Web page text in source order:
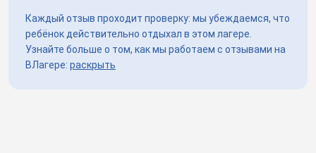
Каждый отзыв проходит проверку: мы убеждаемся, что
ребёнок действительно отдыхал в этом лагере.
Узнайте больше о том, как мы работаем с отзывами на
ВЛагере: раскрыть